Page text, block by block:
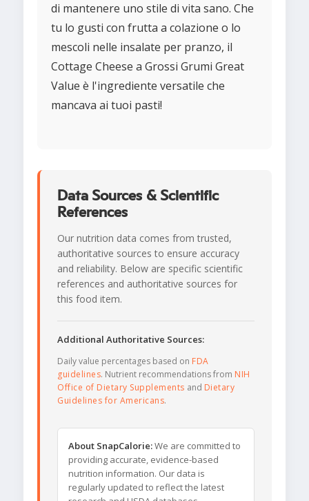
di mantenere uno stile di vita sano. Che
tu lo gusti con frutta a colazione o lo
mescoli nelle insalate per pranzo, il
Cottage Cheese a Grossi Grumi Great
Value è l'ingrediente versatile che
mancava ai tuoi pasti!
Data Sources & Scientific
References
Our nutrition data comes from trusted,
authoritative sources to ensure accuracy
and reliability. Below are specific scientific
references and authoritative sources for
this food item.
Additional Authoritative Sources:
Daily value percentages based on FDA
guidelines. Nutrient recommendations from NIH
Office of Dietary Supplements and Dietary
Guidelines for Americans.
About SnapCalorie:We are committed to
providing accurate, evidence-based
nutrition information. Our data is
regularly updated to reflect the latest